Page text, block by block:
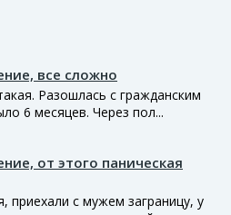
все сложно
Разошлась с гражданским
6 месяцев. Через пол...
от этого паническая
приехали с мужем заграницу, у